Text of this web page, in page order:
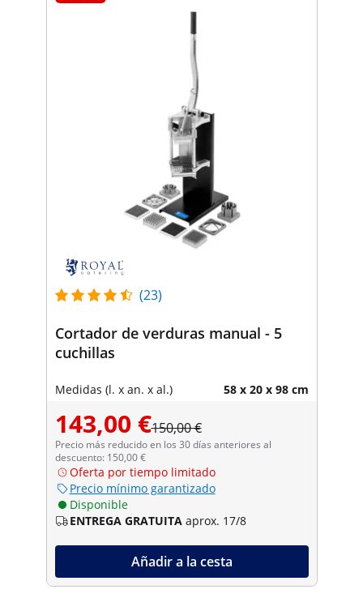
(23)
Cortador de verduras manual - 5
cuchillas
Medidas (l. x an. x al.) 58 x 20 x 98 cm
143,00 €150,00 €
Precio más reducido en los 30 días anteriores al
descuento: 150,00 €
Oferta por tiempo limitado
Precio mínimo garantizado
Disponible
ENTREGA GRATUITA aprox. 17/8
Añadir a la cesta